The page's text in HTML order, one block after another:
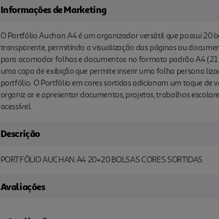
Informações de Marketing
O Portfólio Auchan A4 é um organizador versátil que possui
transparente, permitindo a visualização das páginas ou
para acomodar folhas e documentos no formato padrão A4 (21
uma capa de exibição que permite inserir uma folha persona
portfólio. O Portfólio em cores sortidas adicionam um toque
organiz ar e apresentar documentos, projetos, trabalhos
acessível.
Descrição
PORTFÓLIO AUCHAN A4 20+20 BOLSAS CORES SORTIDAS
Avaliações